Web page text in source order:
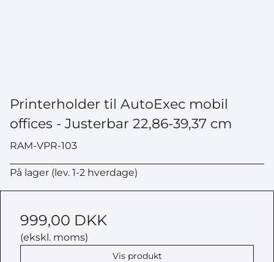
Printerholder til AutoExec mobil
offices - Justerbar 22,86-39,37 cm
RAM-VPR-103
På lager (lev. 1-2 hverdage)
999,00 DKK
(ekskl. moms)
Vis produkt